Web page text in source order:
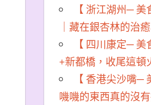
【 浙江湖州─
｜藏在銀杏林的治
【 四川康定─
+新都橋，收尾這頓
【 香港尖沙嘴─
嘰嘰的東西真的沒有